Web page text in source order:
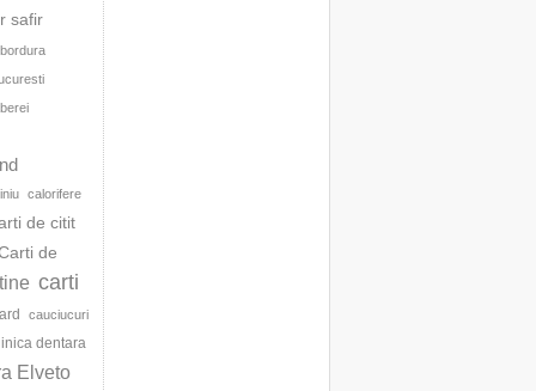
safir
bordura
calorifere
de citit
de
carti
cauciucuri
dentara
Elveto